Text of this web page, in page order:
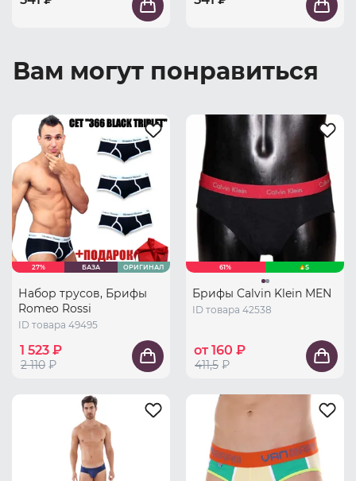
Вам могут понравиться
27% БАЗА ОРИГИНАЛ
Набор трусов, Брифы
Romeo Rossi
ID товара 49495
1 523 ₽
2 110 ₽
61% S
Брифы Calvin Klein MEN
ID товара 42538
от 160 ₽
411,5 ₽